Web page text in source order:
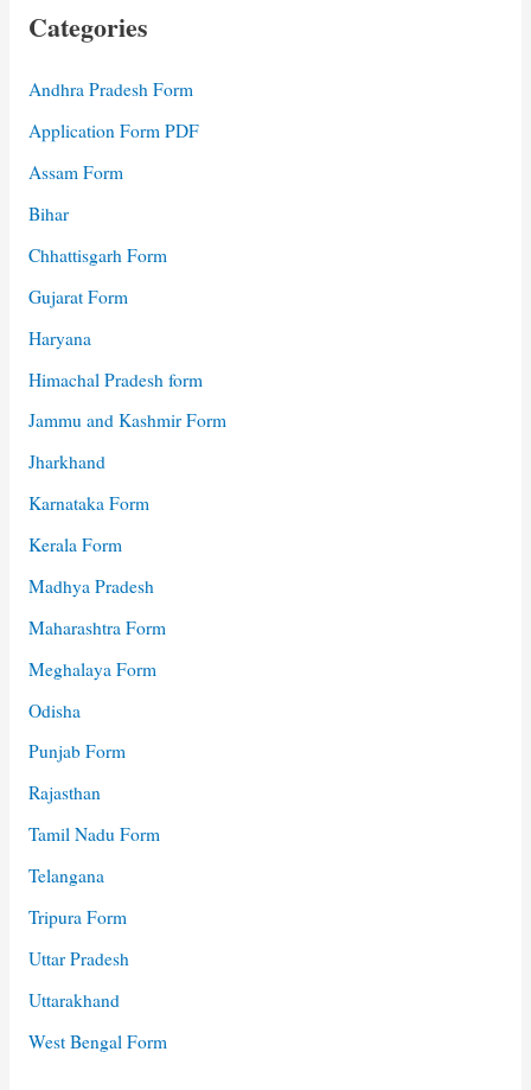
Categories
Andhra Pradesh Form
Application Form PDF
Assam Form
Bihar
Chhattisgarh Form
Gujarat Form
Haryana
Himachal Pradesh form
Jammu and Kashmir Form
Jharkhand
Karnataka Form
Kerala Form
Madhya Pradesh
Maharashtra Form
Meghalaya Form
Odisha
Punjab Form
Rajasthan
Tamil Nadu Form
Telangana
Tripura Form
Uttar Pradesh
Uttarakhand
West Bengal Form